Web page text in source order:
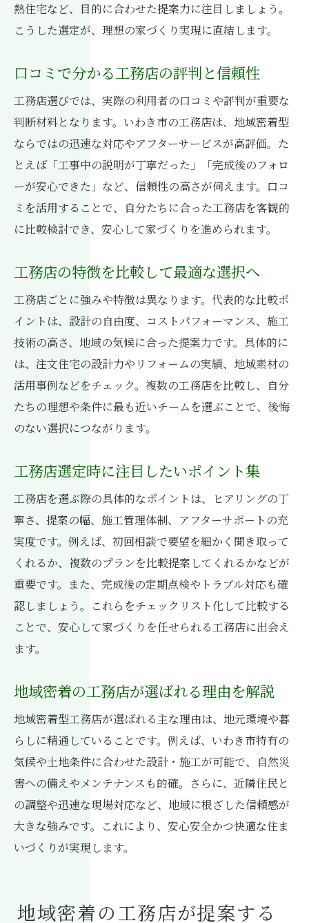
ローコストで叶える理想の家づくり戦略
工務店でコストパフォーマンスを高める方
ローコスト住宅を支える工務店の工夫紹介
建築デザインにこだわる工務店の工夫
工務店が実現するこだわりの建築デザイン
いわき市工務店のデザイン力と事例に注目
工務店の提案力で理想の外観・内観を実現
職人技が光る工務店のデザイン工夫を解説
センスを活かす工務店の建築設計の特徴
注文住宅のポイントを工務店視点で解説
工務店が考える注文住宅の成功ポイント
いわき市で注文住宅を建てる際の注意点
工務店視点の間取り設計と家づくりの秘訣
注文住宅に強い工務店の選び方と基準
工務店の経験が活きる注文住宅の流れ紹介
工務店と進める理想の注文住宅実現術
工務店の施工実績が語る快適暮らしの秘訣
いわき市工務店の事例で分かる暮らし向上
術
工務店の経験を活かした住まいづくりとは
実績豊富な工務店が提案する快適生活設計
工務店チームの成功例から学ぶ住みやすさ
工務店の事例で叶う理想的な住環境構築
いわき市で工務店と実現する高品質住宅
高品質住宅を実現する工務店の工夫と技術
工務店選びが決め手となる品質追求の理由
いわき市工務店の高品質施工事例を紹介
工務店と作る安心かつ高性能な住まい設計
工務店チームで目指す高品質な家づくり方
法
熱住宅など、目的に合わせた提案力に注目しましょう。
こうした選定が、理想の家づくり実現に直結します。
口コミで分かる工務店の評判と信頼性
工務店選びでは、実際の利用者の口コミや評判が重要な
判断材料となります。いわき市の工務店は、地域密着型
ならではの迅速な対応やアフターサービスが高評価。た
とえば「工事中の説明が丁寧だった」「完成後のフォロ
ーが安心できた」など、信頼性の高さが伺えます。口コ
ミを活用することで、自分たちに合った工務店を客観的
に比較検討でき、安心して家づくりを進められます。
工務店の特徴を比較して最適な選択へ
工務店ごとに強みや特徴は異なります。代表的な比較ポ
イントは、設計の自由度、コストパフォーマンス、施工
技術の高さ、地域の気候に合った提案力です。具体的に
は、注文住宅の設計力やリフォームの実績、地域素材の
活用事例などをチェック。複数の工務店を比較し、自分
たちの理想や条件に最も近いチームを選ぶことで、後悔
のない選択につながります。
工務店選定時に注目したいポイント集
工務店を選ぶ際の具体的なポイントは、ヒアリングの丁
寧さ、提案の幅、施工管理体制、アフターサポートの充
実度です。例えば、初回相談で要望を細かく聞き取って
くれるか、複数のプランを比較提案してくれるかなどが
重要です。また、完成後の定期点検やトラブル対応も確
認しましょう。これらをチェックリスト化して比較する
ことで、安心して家づくりを任せられる工務店に出会え
ます。
地域密着の工務店が選ばれる理由を解説
地域密着型工務店が選ばれる主な理由は、地元環境や暮
らしに精通していることです。例えば、いわき市特有の
気候や土地条件に合わせた設計・施工が可能で、自然災
害への備えやメンテナンスも的確。さらに、近隣住民と
の調整や迅速な現場対応など、地域に根ざした信頼感が
大きな強みです。これにより、安心安全かつ快適な住ま
いづくりが実現します。
地域密着の工務店が提案する